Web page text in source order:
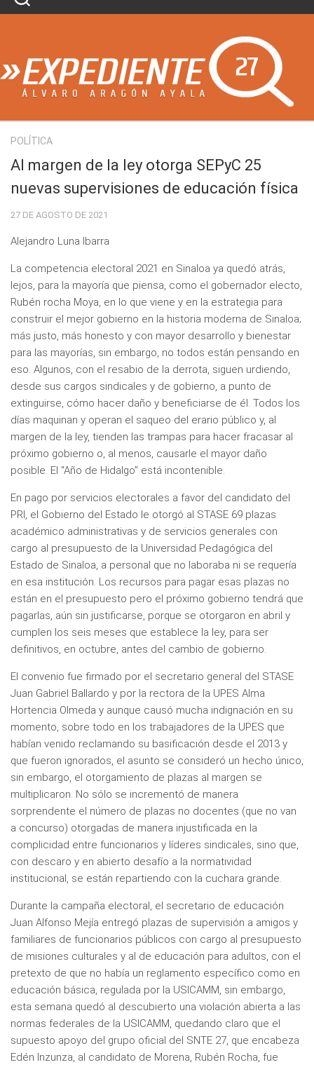
Skip
POLÍTICA
Al margen de la ley otorga SEPyC 25
nuevas supervisiones de educación física
27 DE AGOSTO DE 2021
Alejandro Luna Ibarra
La competencia electoral 2021 en Sinaloa ya quedó atrás,
lejos, para la mayoría que piensa, como el gobernador electo,
Rubén rocha Moya, en lo que viene y en la estrategia para
construir el mejor gobierno en la historia moderna de Sinaloa;
más justo, más honesto y con mayor desarrollo y bienestar
para las mayorías, sin embargo, no todos están pensando en
eso. Algunos, con el resabio de la derrota, siguen urdiendo,
desde sus cargos sindicales y de gobierno, a punto de
extinguirse, cómo hacer daño y beneficiarse de él. Todos los
días maquinan y operan el saqueo del erario público y, al
margen de la ley, tienden las trampas para hacer fracasar al
próximo gobierno o, al menos, causarle el mayor daño
posible. El “Año de Hidalgo” está incontenible.
En pago por servicios electorales a favor del candidato del
PRI, el Gobierno del Estado le otorgó al STASE 69 plazas
académico administrativas y de servicios generales con
cargo al presupuesto de la Universidad Pedagógica del
Estado de Sinaloa, a personal que no laboraba ni se requería
en esa institución. Los recursos para pagar esas plazas no
están en el presupuesto pero el próximo gobierno tendrá que
pagarlas, aún sin justificarse, porque se otorgaron en abril y
cumplen los seis meses que establece la ley, para ser
definitivos, en octubre, antes del cambio de gobierno.
El convenio fue firmado por el secretario general del STASE
Juan Gabriel Ballardo y por la rectora de la UPES Alma
Hortencia Olmeda y aunque causó mucha indignación en su
momento, sobre todo en los trabajadores de la UPES que
habían venido reclamando su basificación desde el 2013 y
que fueron ignorados, el asunto se consideró un hecho único,
sin embargo, el otorgamiento de plazas al margen se
multiplicaron. No sólo se incrementó de manera
sorprendente el número de plazas no docentes (que no van
a concurso) otorgadas de manera injustificada en la
complicidad entre funcionarios y líderes sindicales, sino que,
con descaro y en abierto desafío a la normatividad
institucional, se están repartiendo con la cuchara grande.
Durante la campaña electoral, el secretario de educación
Juan Alfonso Mejía entregó plazas de supervisión a amigos y
familiares de funcionarios públicos con cargo al presupuesto
de misiones culturales y al de educación para adultos, con el
pretexto de que no había un reglamento específico como en
educación básica, regulada por la USICAMM, sin embargo,
esta semana quedó al descubierto una violación abierta a las
normas federales de la USICAMM, quedando claro que el
supuesto apoyo del grupo oficial del SNTE 27, que encabeza
Edén Inzunza, al candidato de Morena, Rubén Rocha, fue